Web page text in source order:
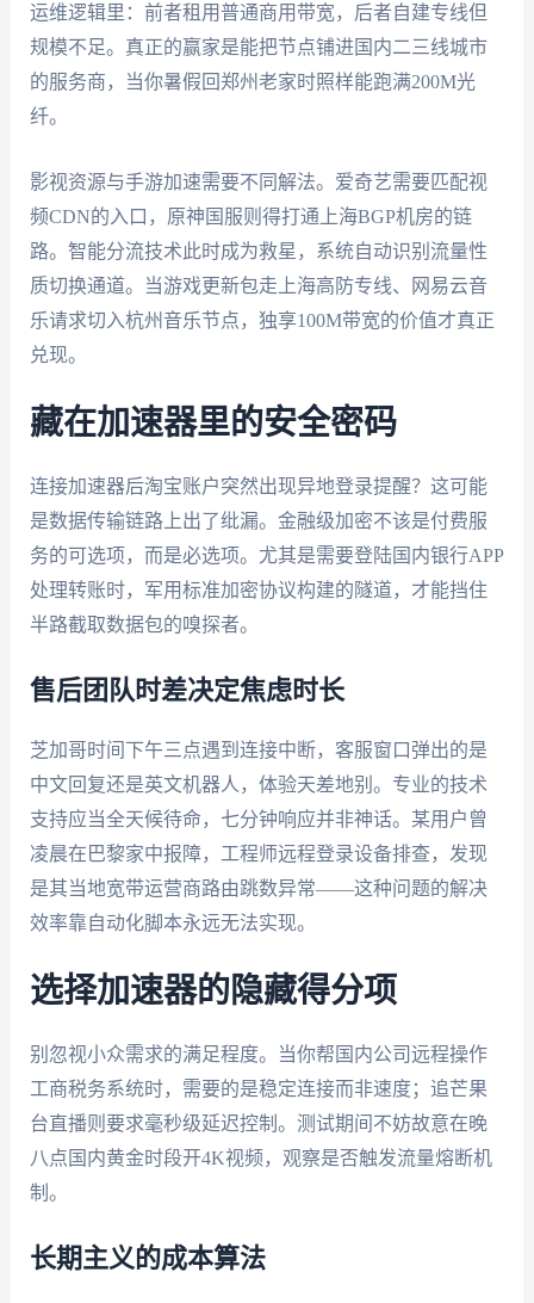
运维逻辑里：前者租用普通商用带宽，后者自建专线但
规模不足。真正的赢家是能把节点铺进国内二三线城市
的服务商，当你暑假回郑州老家时照样能跑满200M光
纤。
影视资源与手游加速需要不同解法。爱奇艺需要匹配视
频CDN的入口，原神国服则得打通上海BGP机房的链
路。智能分流技术此时成为救星，系统自动识别流量性
质切换通道。当游戏更新包走上海高防专线、网易云音
乐请求切入杭州音乐节点，独享100M带宽的价值才真正
兑现。
藏在加速器里的安全密码
连接加速器后淘宝账户突然出现异地登录提醒？这可能
是数据传输链路上出了纰漏。金融级加密不该是付费服
务的可选项，而是必选项。尤其是需要登陆国内银行APP
处理转账时，军用标准加密协议构建的隧道，才能挡住
半路截取数据包的嗅探者。
售后团队时差决定焦虑时长
芝加哥时间下午三点遇到连接中断，客服窗口弹出的是
中文回复还是英文机器人，体验天差地别。专业的技术
支持应当全天候待命，七分钟响应并非神话。某用户曾
凌晨在巴黎家中报障，工程师远程登录设备排查，发现
是其当地宽带运营商路由跳数异常——这种问题的解决
效率靠自动化脚本永远无法实现。
选择加速器的隐藏得分项
别忽视小众需求的满足程度。当你帮国内公司远程操作
工商税务系统时，需要的是稳定连接而非速度；追芒果
台直播则要求毫秒级延迟控制。测试期间不妨故意在晚
八点国内黄金时段开4K视频，观察是否触发流量熔断机
制。
长期主义的成本算法